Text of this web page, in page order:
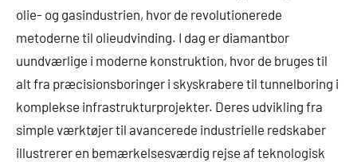
olie- og gasindustrien, hvor de revolutionerede
metoderne til olieudvinding. I dag er diamantbor
uundværlige i moderne konstruktion, hvor de bruges til
alt fra præcisionsboringer i skyskrabere til tunnelboring i
komplekse infrastrukturprojekter. Deres udvikling fra
simple værktøjer til avancerede industrielle redskaber
illustrerer en bemærkelsesværdig rejse af teknologisk